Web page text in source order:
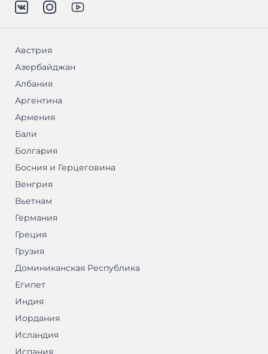
Австрия
Азербайджан
Албания
Аргентина
Армения
Бали
Болгария
Босния и Герцеговина
Венгрия
Вьетнам
Германия
Греция
Грузия
Доминиканская Республика
Египет
Индия
Иордания
Исландия
Испания